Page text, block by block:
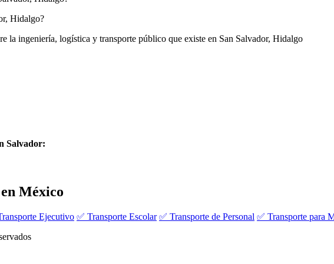
Hidalgo?
la ingeniería, logística y transporte público que existe en San Salvador, Hidalgo
Salvador:
México
Ejecutivo ✅ Transporte Escolar ✅ Transporte de Personal ✅ Transporte para